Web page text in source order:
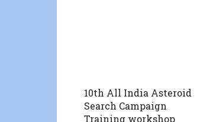
10th All India Asteroid
Search Campaign
Training workshop